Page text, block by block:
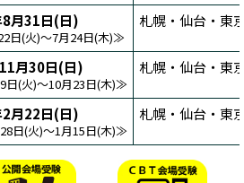
月31日(日)
日(火)～7月24日(木)≫
札幌・仙台・東
月30日(日)
日(火)～10月23日(木)≫
札幌・仙台・東
月22日(日)
日(火)～1月15日(木)≫
札幌・仙台・東